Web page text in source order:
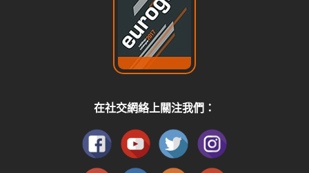
在社交網絡上關注我們：